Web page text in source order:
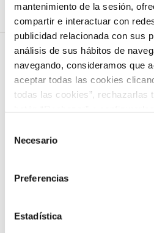
mantenimiento de la sesión,
compartir e interactuar con
publicidad relacionada con sus
análisis de sus hábitos de
navegando, consideramos que
aceptar todas las cookies
todas las cookies”, rechazarlas
puede saber más acerca de
Necesario
Preferencias
Estadística
COLEGIO NAZARET
35500 Arrecife
928 810 898